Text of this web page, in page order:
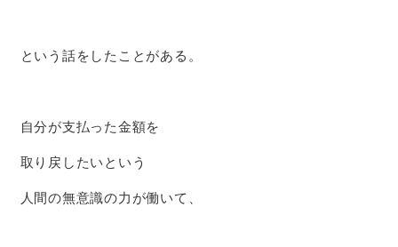
という話をしたことがある。
自分が支払った金額を
取り戻したいという
人間の無意識の力が働いて、